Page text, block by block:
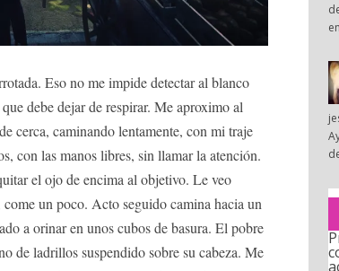
Eso no me impide detectar al blanco
debe dejar de respirar. Me aproximo al
cerca, caminando lentamente, con mi traje
con las manos libres, sin llamar la atención.
el ojo de encima al objetivo. Le veo
un poco. Acto seguido camina hacia un
a orinar en unos cubos de basura. El pobre
de ladrillos suspendido sobre su cabeza. Me